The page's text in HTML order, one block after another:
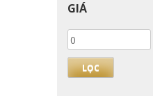
GIÁ
Giá
thấp
nhấtLỌC